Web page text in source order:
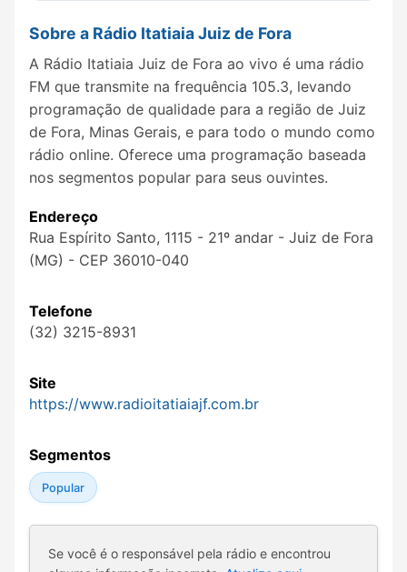
Sobre a Rádio Itatiaia Juiz de Fora
A Rádio Itatiaia Juiz de Fora ao vivo é uma rádio
FM que transmite na frequência 105.3, levando
programação de qualidade para a região de Juiz
de Fora, Minas Gerais, e para todo o mundo como
rádio online. Oferece uma programação baseada
nos segmentos popular para seus ouvintes.
Endereço
Rua Espírito Santo, 1115 - 21º andar - Juiz de Fora
(MG) - CEP 36010-040
Telefone
(32) 3215-8931
Site
https://www.radioitatiaiajf.com.br
Segmentos
Popular
Se você é o responsável pela rádio e encontrou